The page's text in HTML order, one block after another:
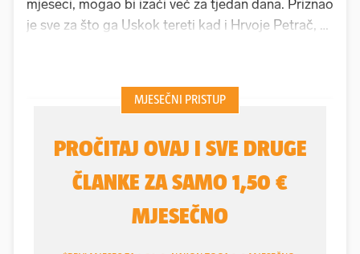
mjeseci, mogao bi izaći već za tjedan dana. Priznao
je sve za što ga Uskok tereti kad i Hrvoje Petrač, a
slobode uz uvjet da ne napušta Hrvatsku, za razliku
od prije nekoliko mjeseci, kad je još tvrdio da je
vrijednu 690 tisuća eura ponudio Nikola Petrač.